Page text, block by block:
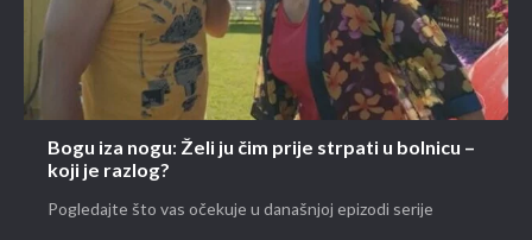
Bogu iza nogu: Želi ju čim prije strpati u bolnicu –
koji je razlog?
Pogledajte što vas očekuje u današnjoj epizodi serije